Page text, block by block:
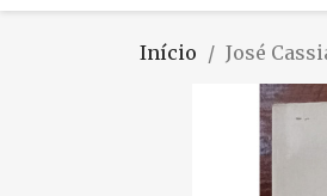
Início José